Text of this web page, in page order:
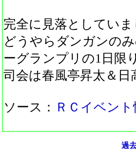
完全に見落としてい
どうやらダンガンの
ーグランプリの1日限
司会は春風亭昇太＆
ソース： ＲＣイベン
過